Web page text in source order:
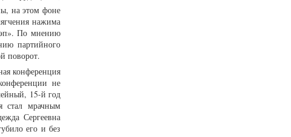
на этом фоне
нажима
По мнению
партийного
поворот.
конференция
не
15-й год
стал мрачным
Сергеевна
его и без